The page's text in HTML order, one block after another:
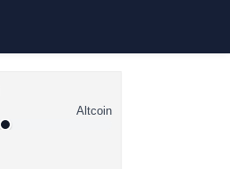
Altcoin